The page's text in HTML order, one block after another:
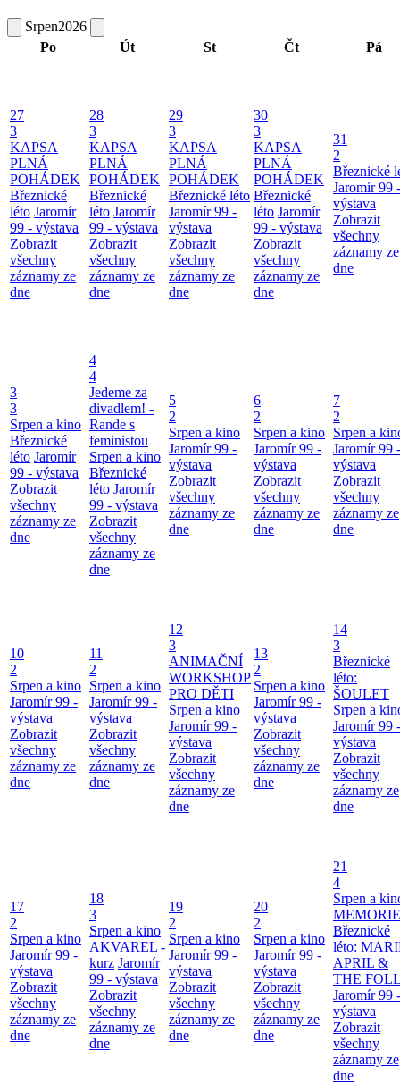
Srpen2026
Po
Út St Čt Pá
27
3
KAPSA
PLNÁ
POHÁDEK
Březnické
léto Jaromír
99 - výstava
Zobrazit
všechny
záznamy ze
dne
28
3
KAPSA
PLNÁ
POHÁDEK
Březnické
léto Jaromír
99 - výstava
Zobrazit
všechny
záznamy ze
dne
29
3
KAPSA
PLNÁ
POHÁDEK
Březnické léto
Jaromír 99 -
výstava
Zobrazit
všechny
záznamy ze
dne
30
3
KAPSA
PLNÁ
POHÁDEK
Březnické
léto Jaromír
99 - výstava
Zobrazit
všechny
záznamy ze
dne
31
2
Březnické
Jaromír 99 -
výstava
Zobrazit
všechny
záznamy ze
dne
3
3
Srpen a kino
Březnické
léto Jaromír
99 - výstava
Zobrazit
všechny
záznamy ze
dne
4
4
Jedeme za
divadlem! -
Rande s
feministou
Srpen a kino
Březnické
léto Jaromír
99 - výstava
Zobrazit
všechny
záznamy ze
dne
5
2
Srpen a kino
Jaromír 99 -
výstava
Zobrazit
všechny
záznamy ze
dne
6
2
Srpen a kino
Jaromír 99 -
výstava
Zobrazit
všechny
záznamy ze
dne
7
2
Srpen a
Jaromír 99 -
výstava
Zobrazit
všechny
záznamy ze
dne
10
2
Srpen a kino
Jaromír 99 -
výstava
Zobrazit
všechny
záznamy ze
dne
11
2
Srpen a kino
Jaromír 99 -
výstava
Zobrazit
všechny
záznamy ze
dne
12
3
ANIMAČNÍ
WORKSHOP
PRO DĚTI
Srpen a kino
Jaromír 99 -
výstava
Zobrazit
všechny
záznamy ze
dne
13
2
Srpen a kino
Jaromír 99 -
výstava
Zobrazit
všechny
záznamy ze
dne
14
3
Březnické
léto:
ŠOULET
Srpen a
Jaromír 99 -
výstava
Zobrazit
všechny
záznamy ze
dne
17
2
Srpen a kino
Jaromír 99 -
výstava
Zobrazit
všechny
záznamy ze
dne
18
3
Srpen a kino
AKVAREL -
kurz Jaromír
99 - výstava
Zobrazit
všechny
záznamy ze
dne
19
2
Srpen a kino
Jaromír 99 -
výstava
Zobrazit
všechny
záznamy ze
dne
20
2
Srpen a kino
Jaromír 99 -
výstava
Zobrazit
všechny
záznamy ze
dne
21
4
Srpen a
Březnické
léto:
APRIL &
THE
Jaromír 99 -
výstava
Zobrazit
všechny
záznamy ze
dne